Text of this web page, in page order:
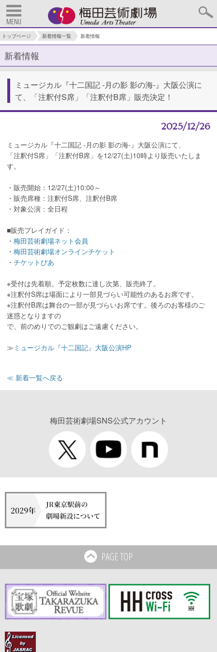
MENU
トップページ 新着情報一覧 新着情報
新着情報
ミュージカル『十二国記 ‐月の影 影の海‐』大阪公演に
て、「注釈付S席」「注釈付B席」販売決定！
2025/12/26
ミュージカル『十二国記 ‐月の影 影の海‐』大阪公演にて、
「注釈付S席」「注釈付B席」を12/27(土)10時より販売いたしま
す。
・販売開始：12/27(土)10:00～
・販売席種：注釈付S席、注釈付B席
・対象公演：全日程
■販売プレイガイド：
・梅田芸術劇場ネット会員
・梅田芸術劇場オンラインチケット
・チケットぴあ
※受付は先着順。予定枚数に達し次第、販売終了。
※注釈付S席は場面により一部見づらい可能性のあるお席です。
※注釈付B席は舞台の一部が見づらいお席です。後ろのお客様のご
迷惑となりますの
で、前のめりでのご観劇はご遠慮ください。
≫ ミュージカル『十二国記』大阪公演HP
≪ 新着一覧へ戻る
梅田芸術劇場SNS公式アカウント
PAGE TOP